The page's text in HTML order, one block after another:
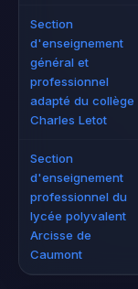
Section
d'enseignement
général et
professionnel
adapté du collège
Charles Letot
Section
d'enseignement
professionnel du
lycée polyvalent
Arcisse de
Caumont